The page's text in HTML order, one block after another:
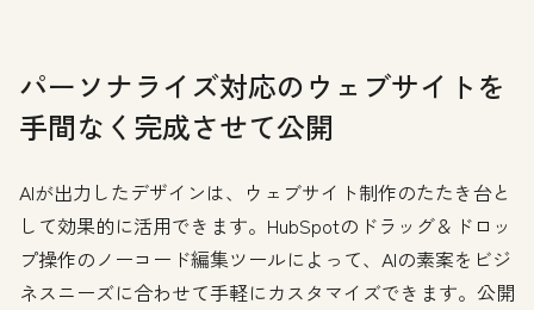
パーソナライズ対応のウェブサイトを
手間なく完成させて公開
AIが出力したデザインは、ウェブサイト制作のたたき台と
して効果的に活用できます。HubSpotのドラッグ＆ドロッ
プ操作のノーコード編集ツールによって、AIの素案をビジ
ネスニーズに合わせて手軽にカスタマイズできます。公開